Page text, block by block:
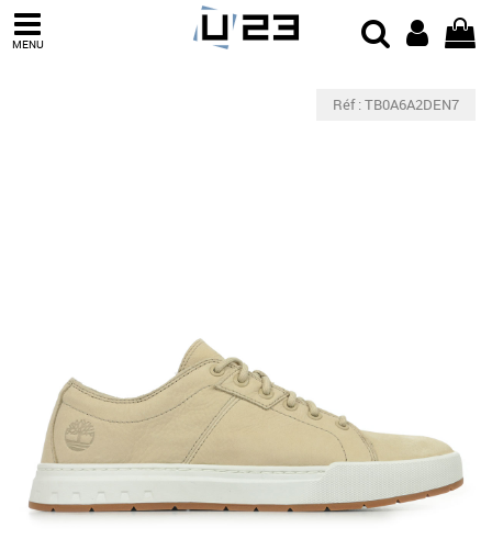
MENU
Réf : TB0A6A2DEN7